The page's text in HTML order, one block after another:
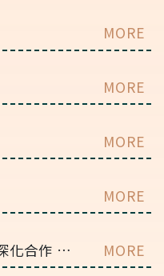
MORE
MORE
MORE
MORE
高通攜手 Hugging Face 深化合作 推動裝置到雲端開放 AI MORE